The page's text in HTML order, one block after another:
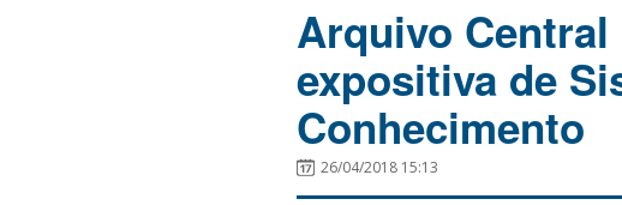
Arquivo
expositiva de
Conhecimento
26/04/2018 15:13